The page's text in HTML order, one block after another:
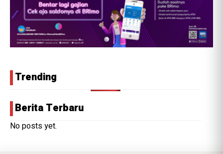
Trending
Berita Terbaru
No posts yet.